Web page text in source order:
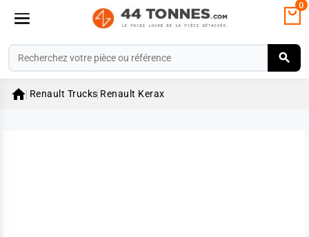
0
 Renault Trucks Renault Kerax